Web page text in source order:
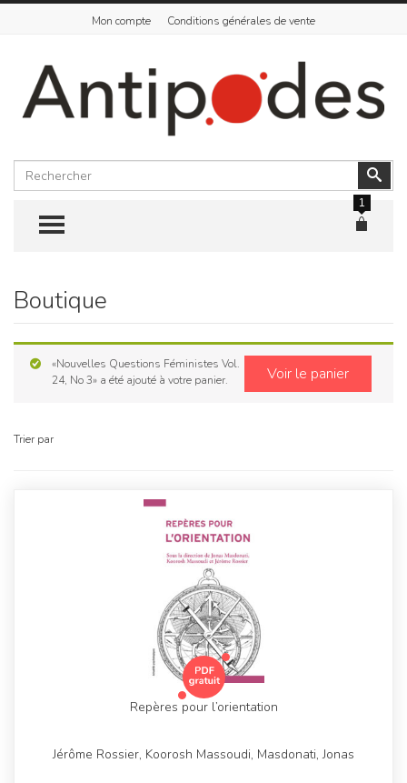
Mon compte Conditions générales de vente
Rechercher
TOGGLE MENU
1
Skip
content
Boutique
Voir le panier
«Nouvelles Questions Féministes Vol.
24, No 3» a été ajouté à votre panier.
Trier par
Repères pour l’orientation
Jérôme Rossier, Koorosh Massoudi, Masdonati, Jonas